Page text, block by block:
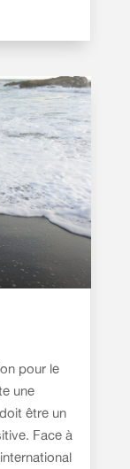
pour le
une
être un
Face à